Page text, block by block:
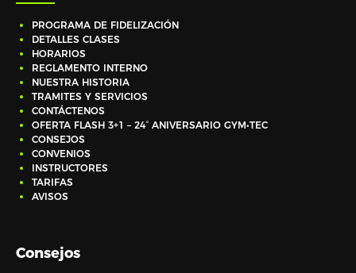
PROGRAMA DE FIDELIZACIÓN
DETALLES CLASES
HORARIOS
REGLAMENTO INTERNO
NUESTRA HISTORIA
TRAMITES Y SERVICIOS
CONTÁCTENOS
OFERTA FLASH 3+1 – 24° ANIVERSARIO GYM•TEC
CONSEJOS
CONVENIOS
INSTRUCTORES
TARIFAS
AVISOS
Consejos